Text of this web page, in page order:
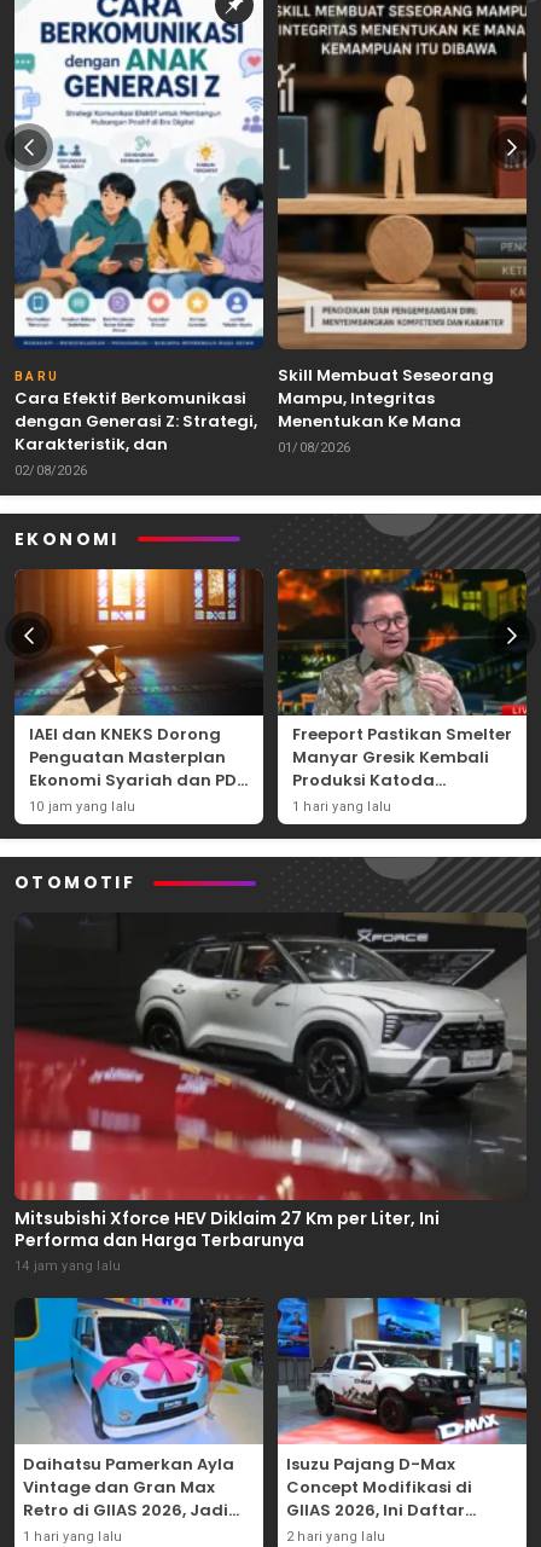
BARU
Cara Efektif Berkomunikasi
dengan Generasi Z: Strategi,
Karakteristik, dan
Tantangannya
02/08/2026
Skill Membuat Seseorang
Mampu, Integritas
Menentukan Ke Mana
Kemampuan Itu Dibawa
01/08/2026
EKONOMI
IAEI dan KNEKS Dorong
Penguatan Masterplan
Ekonomi Syariah dan PDB
Syariah Indonesia
10 jam yang lalu
Freeport Pastikan Smelter
Manyar Gresik Kembali
Produksi Katoda
Tembaga Mulai
September 2026
1 hari yang lalu
OTOMOTIF
Mitsubishi Xforce HEV Diklaim 27 Km per Liter, Ini
Performa dan Harga Terbarunya
14 jam yang lalu
Daihatsu Pamerkan Ayla
Vintage dan Gran Max
Retro di GIIAS 2026, Jadi
Hadiah Undian
1 hari yang lalu
Isuzu Pajang D-Max
Concept Modifikasi di
GIIAS 2026, Ini Daftar
Ubahannya
2 hari yang lalu